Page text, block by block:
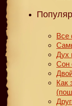
Все
Дух
Сон
Как